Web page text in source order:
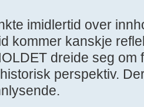
imidlertid over
kommer kanskje
dreide seg om
perspektiv.